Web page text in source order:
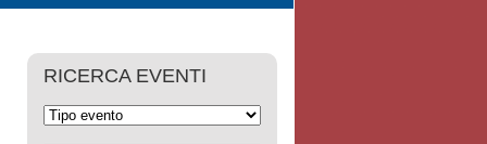
RICERCA EVENTI